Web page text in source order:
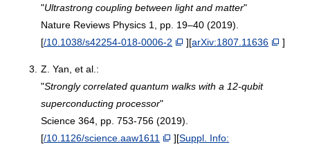
"Ultrastrong coupling between light and matter"
Nature Reviews Physics 1, pp. 19–40 (2019).
[/10.1038/s42254-018-0006-2 ][arXiv:1807.11636 ]
3.
Z. Yan, et al.:
"Strongly correlated quantum walks with a 12-qubit
superconducting processor"
Science 364, pp. 753-756 (2019).
[/10.1126/science.aaw1611 ][Suppl. Info: